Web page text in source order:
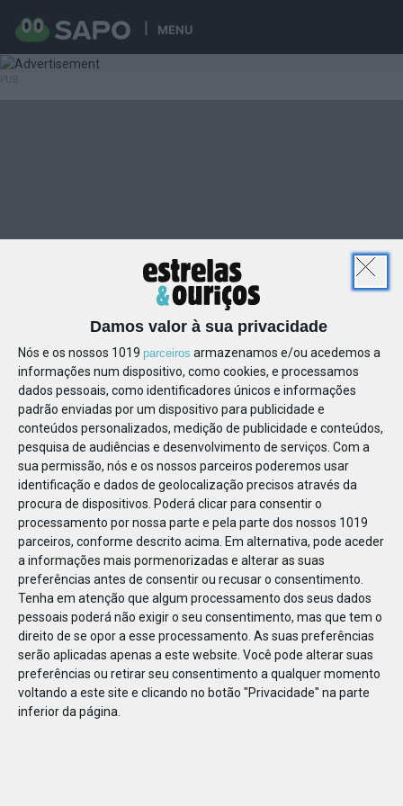
MENU
Damos valor à sua privacidade
Nós e os nossos 1019 parceiros armazenamos e/ou acedemos a
informações num dispositivo, como cookies, e processamos
dados pessoais, como identificadores únicos e informações
padrão enviadas por um dispositivo para publicidade e
conteúdos personalizados, medição de publicidade e conteúdos,
pesquisa de audiências e desenvolvimento de serviços. Com a
sua permissão, nós e os nossos parceiros poderemos usar
identificação e dados de geolocalização precisos através da
procura de dispositivos. Poderá clicar para consentir o
processamento por nossa parte e pela parte dos nossos 1019
parceiros, conforme descrito acima. Em alternativa, pode aceder
a informações mais pormenorizadas e alterar as suas
preferências antes de consentir ou recusar o consentimento.
Tenha em atenção que algum processamento dos seus dados
pessoais poderá não exigir o seu consentimento, mas que tem o
direito de se opor a esse processamento. As suas preferências
serão aplicadas apenas a este website. Você pode alterar suas
preferências ou retirar seu consentimento a qualquer momento
voltando a este site e clicando no botão "Privacidade" na parte
inferior da página.
122627603384062